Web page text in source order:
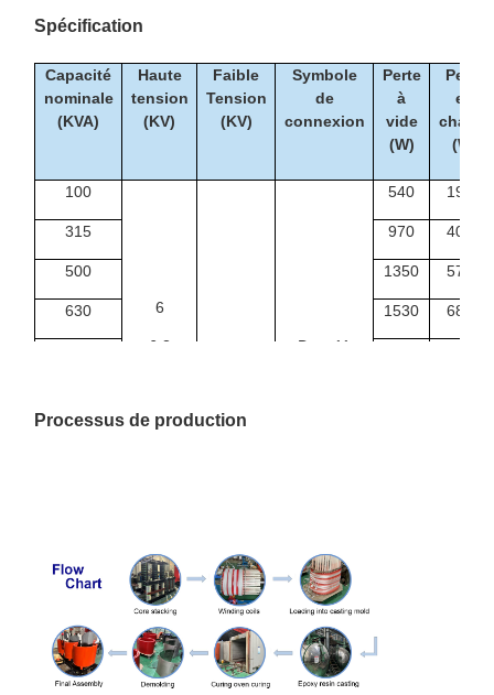
Spécification
Capacité
nominale
(KVA)
Haute
tension
(KV)
Faible
Tension
(KV)
Symbole
de
connexion
Perte
à
vide
(W)
Perte
en
charge
(W)
100
6
6.3
10.5
Dyna11
540 1990
315 970 4080
500 1350 5790
630 1530 6840
1600
Processus de production